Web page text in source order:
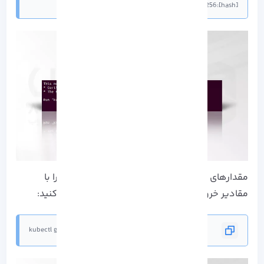
discovery-token-ca-cert-hash sha256:[hash]
مقدارهای [master-node-ip]، [token] و [hash] را با
مقادیر خروجی فرمان در Kubeadm join جایگزین کنید:
kubectl get nodes